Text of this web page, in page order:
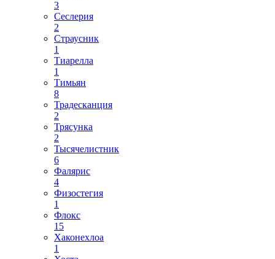
3
Сеслерия
2
Страусник
1
Тиарелла
1
Тимьян
8
Традесканция
2
Трясунка
2
Тысячелистник
6
Фалярис
4
Физостегия
1
Флокс
15
Хаконехлоа
1